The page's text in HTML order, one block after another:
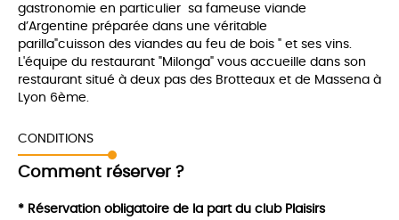
gastronomie en particulier sa fameuse viande
d’Argentine préparée dans une véritable
parilla"cuisson des viandes au feu de bois " et ses vins.
L'équipe du restaurant "Milonga" vous accueille dans son
restaurant situé à deux pas des Brotteaux et de Massena à
Lyon 6ème.
CONDITIONS
Comment réserver ?
* Réservation obligatoire de la part du club Plaisirs